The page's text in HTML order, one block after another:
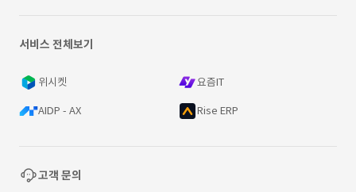
서비스 전체보기
위시켓 요즘IT
AIDP - AX Rise ERP
고객 문의